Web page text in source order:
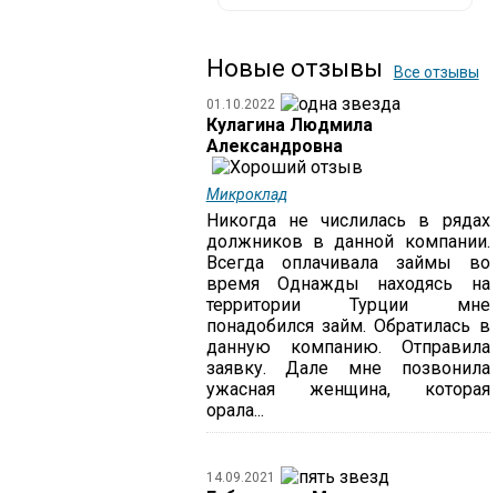
Новые отзывы Все отзывы
01.10.2022
Кулагина Людмила
Александровна
Микроклад
Никогда не числилась в рядах
должников в данной компании.
Всегда оплачивала займы во
время Однажды находясь на
территории Турции мне
понадобился займ. Обратилась в
данную компанию. Отправила
заявку. Дале мне позвонила
ужасная женщина, которая
орала...
14.09.2021